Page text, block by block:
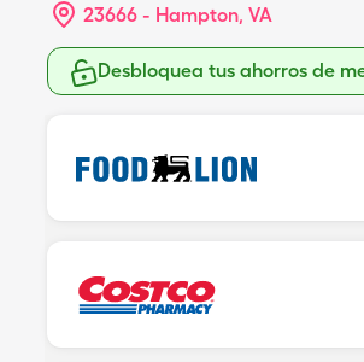
23666 - Hampton, VA
Desbloquea tus ahorros de